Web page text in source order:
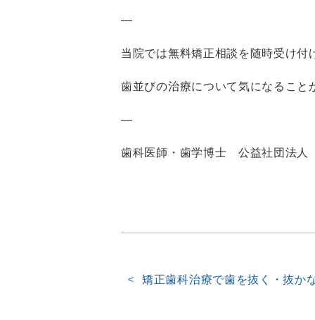
—
当院では無料矯正相談を随時受け付
歯並びの治療について気になるこ
—
歯科医師・歯学博士 公益社団法
矯正歯科治療で歯を抜く・抜か